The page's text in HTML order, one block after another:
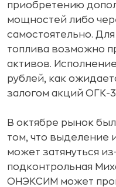
приобретению
мощностей либо
самостоятельно.
топлива возможно
активов.
рублей, как
залогом акций ОГК-
В октябре рынок
том, что выделение
может затянуться
подконтрольная
ОНЭКСИМ может